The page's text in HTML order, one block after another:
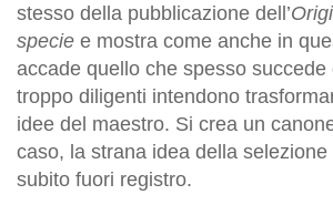
stesso della pubblicazione dell’
specie e mostra come anche in
accade quello che spesso succede
troppo diligenti intendono
idee del maestro. Si crea un
caso, la strana idea della
subito fuori registro.